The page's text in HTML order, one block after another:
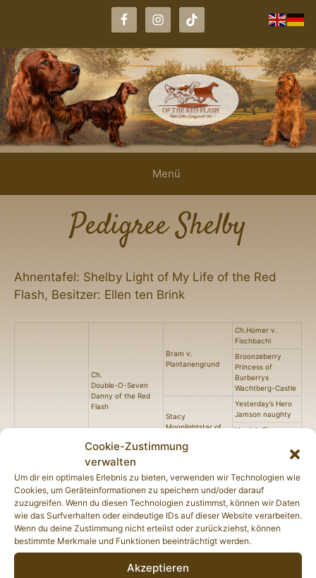
Cookie-Zustimmung
verwalten
Um dir ein optimales Erlebnis zu bieten, verwenden wir Technologien wie
Cookies, um Geräteinformationen zu speichern und/oder darauf
zuzugreifen. Wenn du diesen Technologien zustimmst, können wir Daten
wie das Surfverhalten oder eindeutige IDs auf dieser Website verarbeiten.
Wenn du deine Zustimmung nicht erteilst oder zurückziehst, können
bestimmte Merkmale und Funktionen beeinträchtigt werden.
Akzeptieren
Menü
Pedigree Shelby
Ahnentafel: Shelby Light of My Life of the Red
Flash, Besitzer: Ellen ten Brink
Ch.
Double-O-Seven
Danny of the Red
Flash
Bram v.
Plantanengrund
Ch.Homer v.
Fischbachl
Broonzeberry
Princess of
Burberrys
Wachtberg-Castle
Stacy
Moonlightstar of
Yesterday’s Hero
Jamson naughty
Harriet-Ginger-
Yesterday’s Hero
Joanna Kyra
Ch. Free Minds
Dorian
One
Zennith
Ankaranska
Ch. Yesterday’s
Hero Aaliah new
Ch.Yesterday’s
Hero Veit at Glen
O’Shea
Yesterday’s Hero